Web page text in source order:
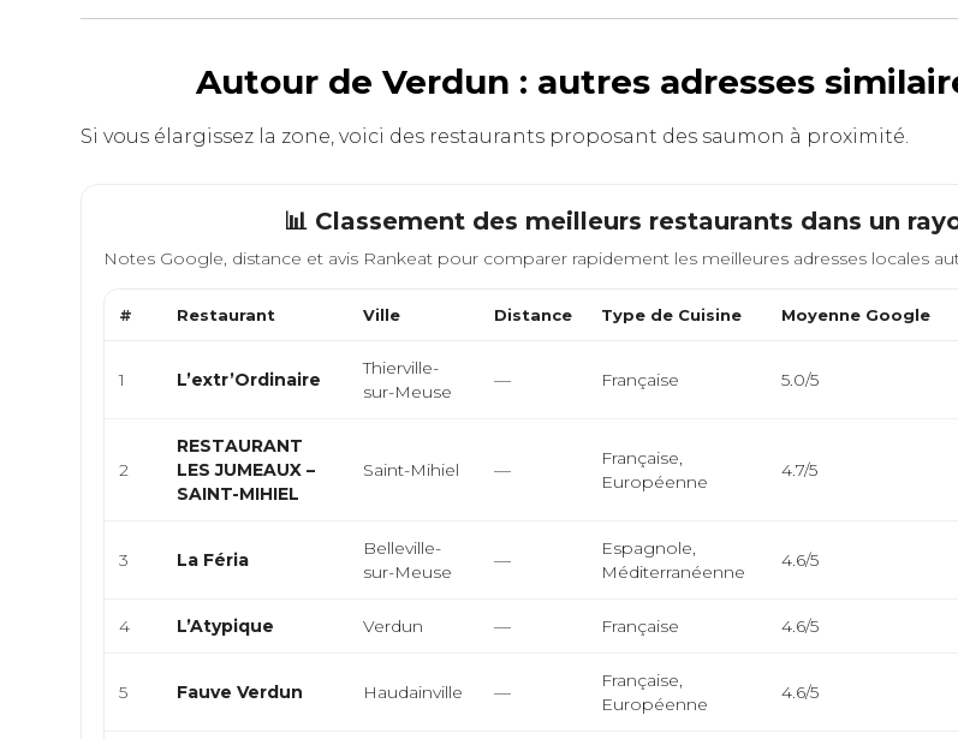
Autour de Verdun : autres adresses
Si vous élargissez la zone, voici des restaurants proposant des saumon à proximité.
📊 Classement des meilleurs restaurants dans un
Notes Google, distance et avis Rankeat pour comparer rapidement les meilleures adresses locales
# Restaurant Ville Distance Type de Cuisine Moyenne Google
1 L’extr’Ordinaire
Thierville-
sur-Meuse
— Française 5.0/5
2
RESTAURANT
LES JUMEAUX –
SAINT-MIHIEL
Saint-Mihiel —
Française,
Européenne
4.7/5
3 La Féria
Belleville-
sur-Meuse
—
Espagnole,
Méditerranéenne
4.6/5
4 L’Atypique Verdun — Française 4.6/5
5 Fauve Verdun Haudainville —
Française,
Européenne
4.6/5